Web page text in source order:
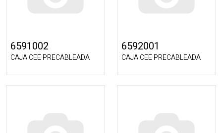
6591002
CAJA CEE PRECABLEADA
6592001
CAJA CEE PRECABLEADA